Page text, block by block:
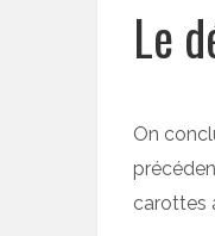
Le
On
carottes